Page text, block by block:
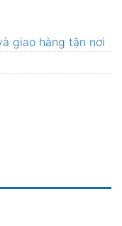
giao hàng tận nơi